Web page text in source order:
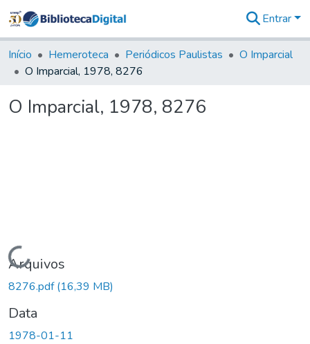
&
Coleções
Tudo na
Digital
Entrar
Início Hemeroteca Periódicos Paulistas
O Imparcial
O Imparcial, 1978, 8276
O Imparcial, 1978, 8276
Carregando...
Arquivos
8276.pdf(16,39 MB)
Data
1978-01-11